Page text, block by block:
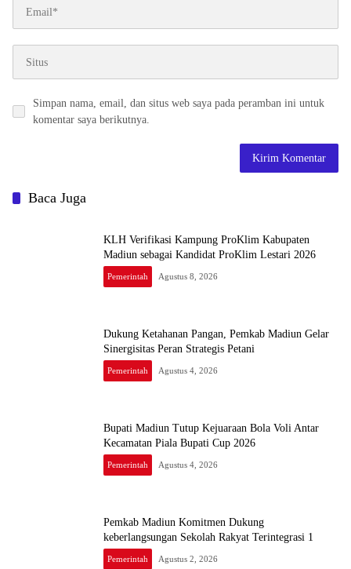
Simpan nama, email, dan situs web saya pada peramban ini untuk
komentar saya berikutnya.
Baca Juga
KLH Verifikasi Kampung ProKlim Kabupaten
Madiun sebagai Kandidat ProKlim Lestari 2026
Pemerintah Agustus 8, 2026
Dukung Ketahanan Pangan, Pemkab Madiun Gelar
Sinergisitas Peran Strategis Petani
Pemerintah Agustus 4, 2026
Bupati Madiun Tutup Kejuaraan Bola Voli Antar
Kecamatan Piala Bupati Cup 2026
Pemerintah Agustus 4, 2026
Pemkab Madiun Komitmen Dukung
keberlangsungan Sekolah Rakyat Terintegrasi 1
Pemerintah Agustus 2, 2026